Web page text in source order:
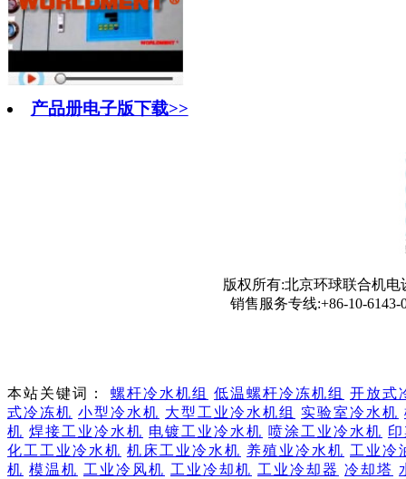
产品册电子版下载>>
版权所有:北京环球联合
销售服务专线:+86-10-
本站关键词： 螺杆冷水机组 低温螺杆冷冻机组
开放式
式冷冻机 小型冷水机 大型工业冷水机组 实验室冷水机
机 焊接工业冷水机 电镀工业冷水机 喷涂工业冷水机
化工工业冷水机 机床工业冷水机 养殖业冷水机 工业冷
机 模温机 工业冷风机 工业冷却机 工业冷却器 冷却塔